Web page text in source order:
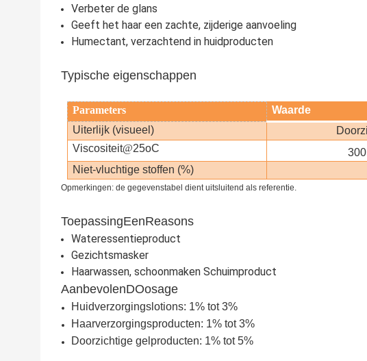
Verbeter de glans
Geeft het haar een zachte, zijderige aanvoeling
Humectant, verzachtend in huidproducten
Typische eigenschappen
Parameters
Waarde
Uiterlijk (visueel)
Viscositeit@25oC
Niet-vluchtige stoffen (%)
Opmerkingen: de gegevenstabel dient uitsluitend als referentie.
ToepassingEenReasons
Wateressentieproduct
Gezichtsmasker
Haarwassen, schoonmaken Schuimproduct
AanbevolenDOosage
Huidverzorgingslotions: 1% tot 3%
Haarverzorgingsproducten: 1% tot 3%
Doorzichtige gelproducten: 1% tot 5%